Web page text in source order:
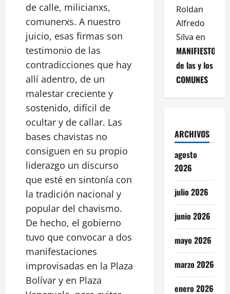
de calle, milicianxs,
comunerxs. A nuestro
juicio, esas firmas son
testimonio de las
contradicciones que hay
allí adentro, de un
malestar creciente y
sostenido, difícil de
ocultar y de callar. Las
bases chavistas no
consiguen en su propio
liderazgo un discurso
que esté en sintonía con
la tradición nacional y
popular del chavismo.
De hecho, el gobierno
tuvo que convocar a dos
manifestaciones
improvisadas en la Plaza
Bolívar y en Plaza
Roldan
Alfredo
Silva en
MANIFIESTO
de las y los
COMUNES
ARCHIVOS
agosto
2026
julio 2026
junio 2026
mayo 2026
marzo 2026
enero 2026